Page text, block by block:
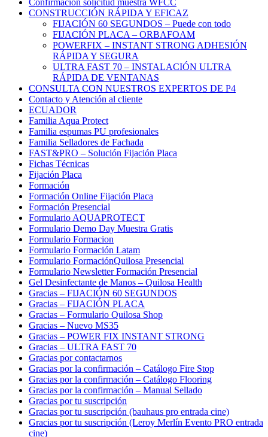
CONSTRUCCIÓN RÁPIDA Y EFICAZ
FIJACIÓN 60 SEGUNDOS – Puede con todo
FIJACIÓN PLACA – ORBAFOAM
POWERFIX – INSTANT STRONG ADHESIÓN
RÁPIDA Y SEGURA
ULTRA FAST 70 – INSTALACIÓN ULTRA
RÁPIDA DE VENTANAS
CONSULTA CON NUESTROS EXPERTOS DE P4
Contacto y Atención al cliente
ECUADOR
Familia Aqua Protect
Familia espumas PU profesionales
Familia Selladores de Fachada
FAST&PRO – Solución Fijación Placa
Fichas Técnicas
Fijación Placa
Formación
Formación Online Fijación Placa
Formación Presencial
Formulario AQUAPROTECT
Formulario Demo Day Muestra Gratis
Formulario Formacion
Formulario Formación Latam
Formulario FormaciónQuilosa Presencial
Formulario Newsletter Formación Presencial
Gel Desinfectante de Manos – Quilosa Health
Gracias – FIJACIÓN 60 SEGUNDOS
Gracias – FIJACIÓN PLACA
Gracias – Formulario Quilosa Shop
Gracias – Nuevo MS35
Gracias – POWER FIX INSTANT STRONG
Gracias – ULTRA FAST 70
Gracias por contactarnos
Gracias por la confirmación – Catálogo Fire Stop
Gracias por la confirmación – Catálogo Flooring
Gracias por la confirmación – Manual Sellado
Gracias por tu suscripción
Gracias por tu suscripción (bauhaus pro entrada cine)
Gracias por tu suscripción (Leroy Merlín Evento PRO entrada
cine)